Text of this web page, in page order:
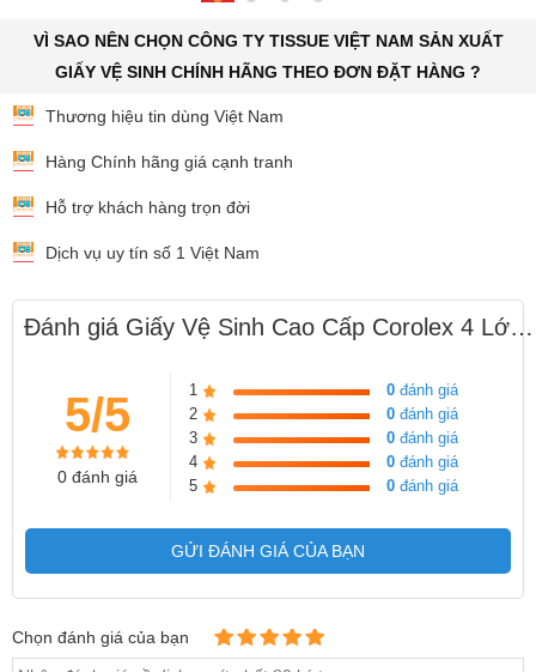
VÌ SAO NÊN CHỌN CÔNG TY TISSUE VIỆT NAM SẢN XUẤT
GIẤY VỆ SINH CHÍNH HÃNG THEO ĐƠN ĐẶT HÀNG ?
Thương hiệu tin dùng Việt Nam
Hàng Chính hãng giá cạnh tranh
Hỗ trợ khách hàng trọn đời
Dịch vụ uy tín số 1 Việt Nam
Đánh giá Giấy Vệ Sinh Cao Cấp Corolex 4 Lớp Green Saving
5/5
0 đánh giá
1 0 đánh giá
2
0 đánh giá
3
0 đánh giá
4
0 đánh giá
5
0 đánh giá
GỬI ĐÁNH GIÁ CỦA BẠN
Chọn đánh giá của bạn